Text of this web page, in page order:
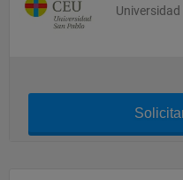
Universidad